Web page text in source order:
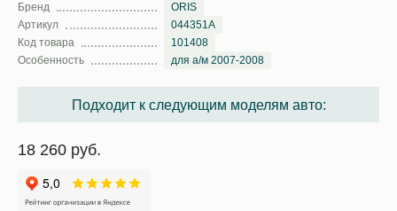
Бренд
ORIS
Артикул
044351A
Код товара
101408
Особенность
для а/м 2007-2008
Подходит к следующим моделям авто:
18 260 руб.